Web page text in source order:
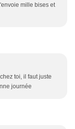
mille bises et
toi, il faut juste
journée